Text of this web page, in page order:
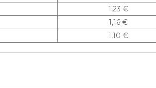
1,23 €
1,16 €
1,10 €